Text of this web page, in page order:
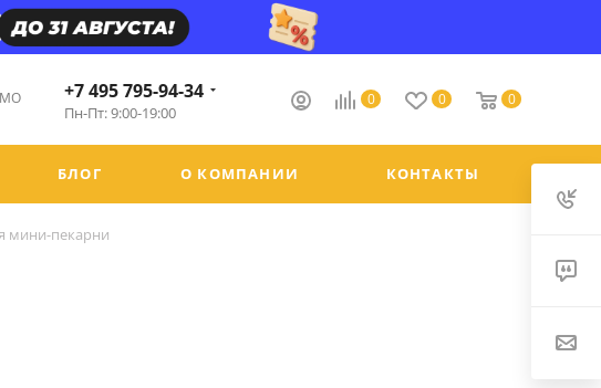
МО 0 0 0
+7 495 795-94-34
Пн-Пт: 9:00-19:00
БЛОГ О КОМПАНИИ КОНТАКТЫ
мини-пекарни